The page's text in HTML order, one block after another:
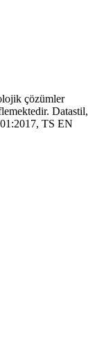
çözümler
Datastil,
TS EN